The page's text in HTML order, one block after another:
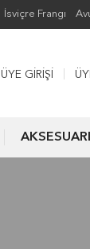
İsviçre Frangı
ÜYE GIRIŞI